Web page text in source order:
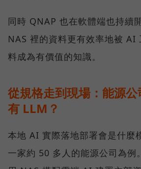
同時 QNAP 也在軟體端也持續
NAS 裡的資料更有效率地被 AI
料成為有價值的知識。
從規格走到現場：能源
有 LLM？
本地 AI 實際落地部署會是什麼
一家約 50 多人的能源公司為例